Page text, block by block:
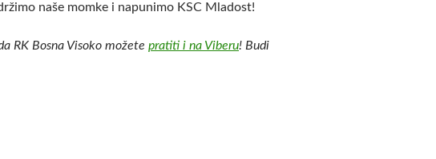
naše momke i napunimo KSC Mladost!
RK Bosna Visoko možete pratiti i na Viberu! Budi